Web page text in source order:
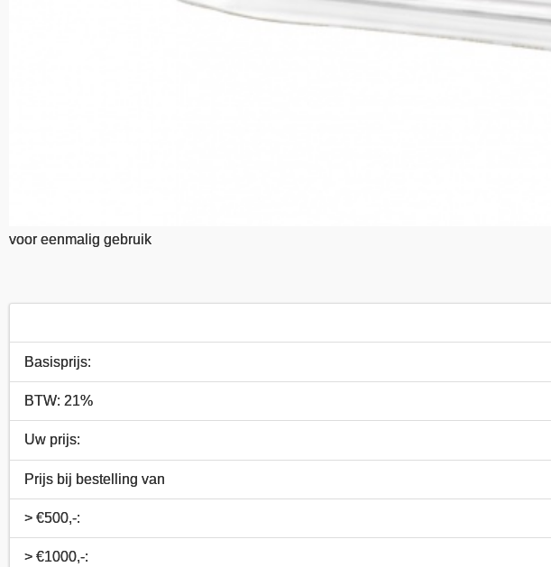
voor eenmalig gebruik
Basisprijs:
BTW: 21%
Uw prijs:
Prijs bij bestelling van
> €500,-:
> €1000,-: